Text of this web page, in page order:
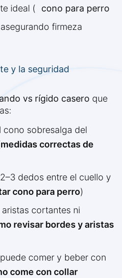
ideal (
cono para perro
firmeza
y la seguridad
vs rígido casero que
cono sobresalga del
medidas correctas de
dedos entre el cuello y
cono para perro)
cortantes ni
revisar bordes y aristas
comer y beber con
come con collar